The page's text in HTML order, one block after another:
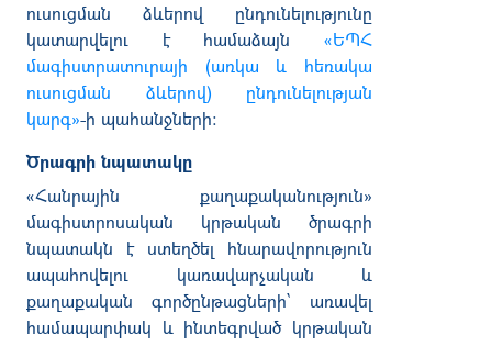
ուսուցման ձևերով ընդունելությունը
կատարվելու է համաձայն «ԵՊՀ
մագիստրատուրայի (առկա և հեռակա
ուսուցման ձևերով) ընդունելության
կարգ»-ի պահանջների:
Ծրագրի նպատակը
«Հանրային քաղաքականություն»
մագիստրոսական կրթական ծրագրի
նպատակն է ստեղծել հնարավորություն
ապահովելու կառավարչական և
քաղաքական գործընթացների՝ առավել
համապարփակ և ինտեգրված կրթական